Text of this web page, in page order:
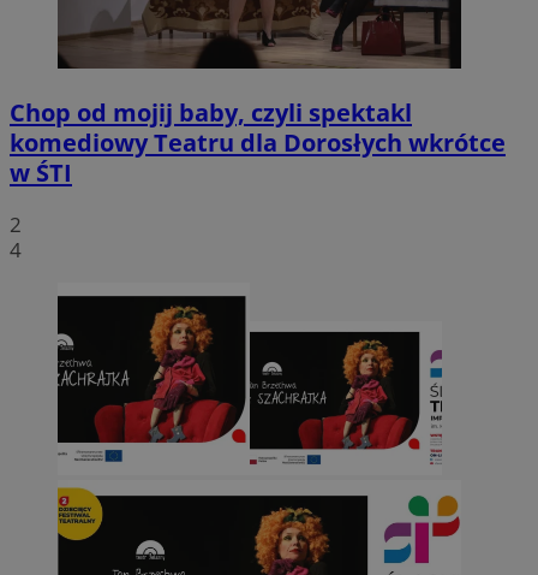
Chop od mojij baby, czyli spektakl
komediowy Teatru dla Dorosłych wkrótce
w ŚTI
2
4